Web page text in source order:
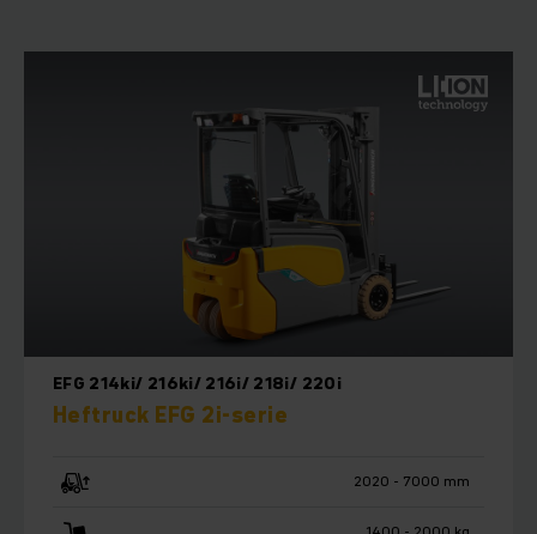
EFG 214ki/ 216ki/ 216i/ 218i/ 220i
Heftruck EFG 2i-serie
2020 - 7000 mm